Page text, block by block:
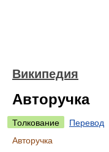
Википедия
Авторучка
Толкование
Перевод
Авторучка